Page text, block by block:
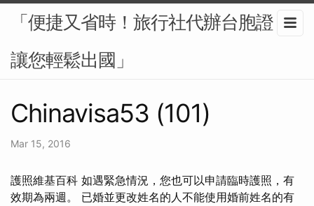
「便捷又省時！旅行社代辦台胞證，
讓您輕鬆出國」
Chinavisa53 (101)
Mar 15, 2016
護照維基百科 如遇緊急情況，您也可以申請臨時護照，有
效期為兩週。 已婚並更改姓名的人不能使用婚前姓名的有